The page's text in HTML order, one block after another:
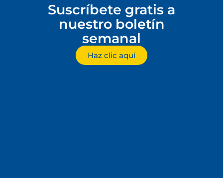
Suscríbete gratis a
nuestro boletín
semanal
Haz clic aquí